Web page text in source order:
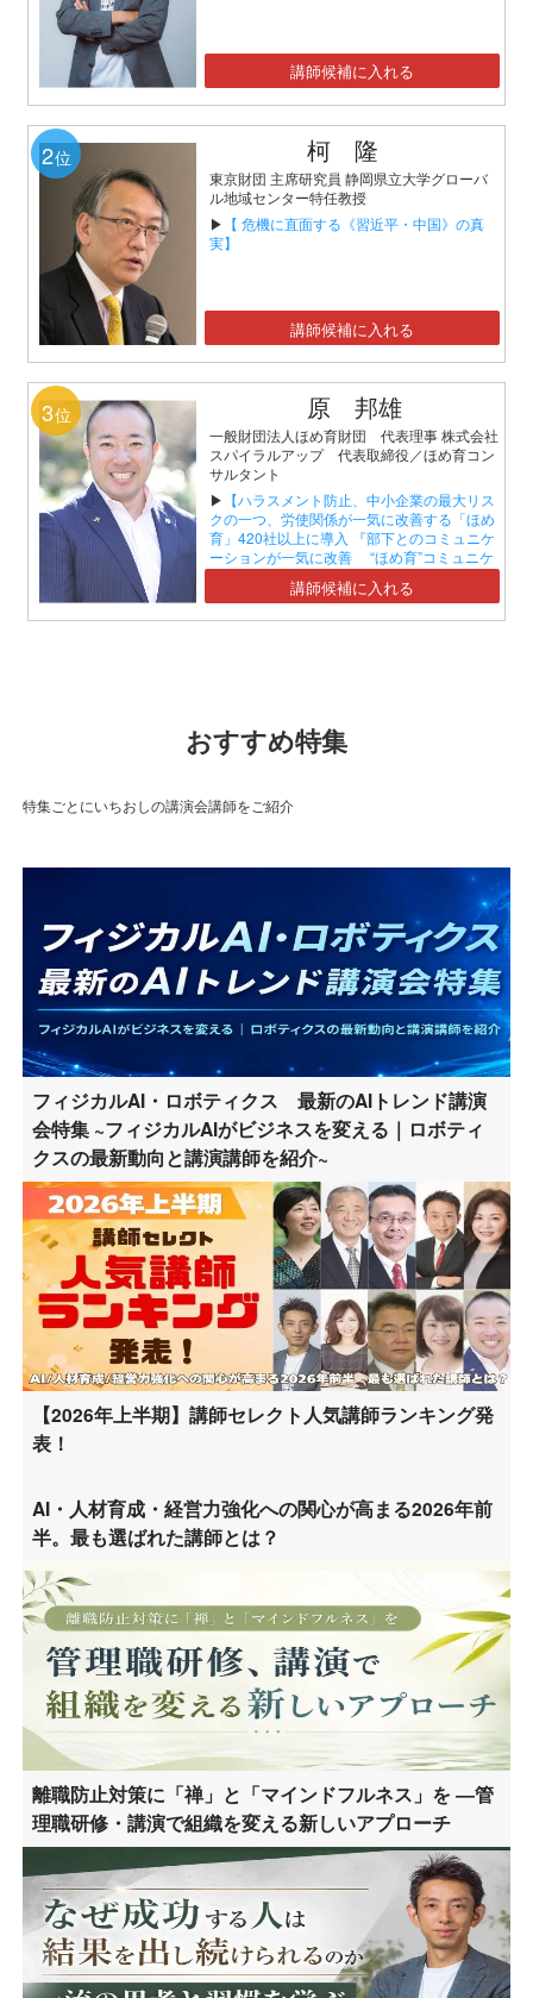
講師候補に入れる
2位 柯 隆
東京財団 主席研究員 静岡県立大学グローバ
ル地域センター特任教授
▶ 【 危機に直面する《習近平・中国》の真
実】
講師候補に入れる
3位 原 邦雄
一般財団法人ほめ育財団 代表理事 株式会社
スパイラルアップ 代表取締役／ほめ育コン
サルタント
▶ 【ハラスメント防止、中小企業の最大リス
クの一つ、労使関係が一気に改善する「ほめ
育」420社以上に導入 『部下とのコミュニケ
ーションが一気に改善 “ほめ育”コミュニケ
ーションセミナー』】講師候補に入れる
おすすめ特集
特集ごとにいちおしの講演会講師をご紹介
フィジカルAI・ロボティクス 最新のAIトレンド講演
会特集 ~フィジカルAIがビジネスを変える｜ロボティ
クスの最新動向と講演講師を紹介~
【2026年上半期】講師セレクト人気講師ランキング発
表！
AI・人材育成・経営力強化への関心が高まる2026年前
半。最も選ばれた講師とは？
離職防止対策に「禅」と「マインドフルネス」を ―管
理職研修・講演で組織を変える新しいアプローチ